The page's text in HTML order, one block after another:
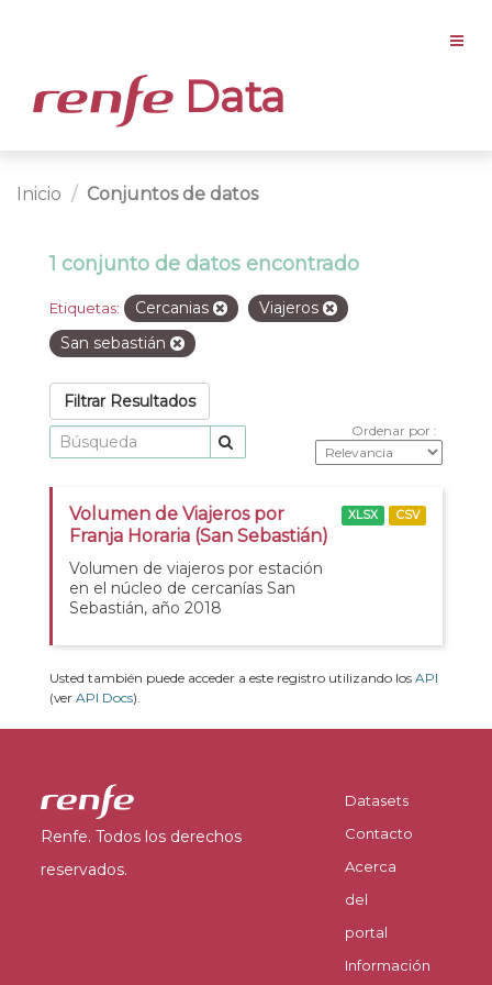
Data
Inicio Conjuntos de datos
1 conjunto de datos encontrado
Etiquetas: Cercanias
Viajeros
San sebastián
Filtrar Resultados
Ordenar por
Volumen de Viajeros por
Franja Horaria (San Sebastián)
Volumen de viajeros por estación
en el núcleo de cercanías San
Sebastián, año 2018
XLSX CSV
Usted también puede acceder a este registro utilizando los API
(ver API Docs).
Renfe. Todos los derechos
reservados.
Datasets
Contacto
Acerca
del
portal
Información